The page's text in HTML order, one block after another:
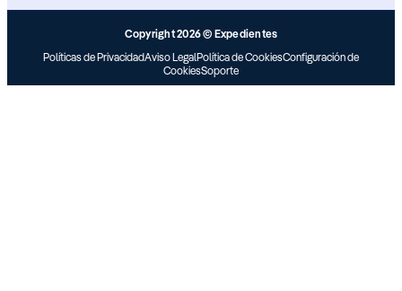
Copyright 2026 © Expedientes
Políticas de PrivacidadAviso LegalPolítica de CookiesConfiguración de
CookiesSoporte